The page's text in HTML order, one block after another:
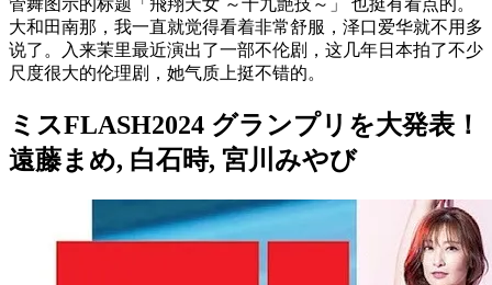
大和田南那，我一直就觉得看着非常舒服，泽口爱华就不用多
说了。入来茉里最近演出了一部不伦剧，这几年日本拍了不少
尺度很大的伦理剧，她气质上挺不错的。
ミスFLASH2024 グランプリを大発表！
遠藤まめ, 白石時, 宮川みやび